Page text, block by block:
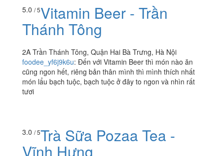
5.0 / 5Vitamin Beer - Trần
Thánh Tông
2A Trần Thánh Tông, Quận Hai Bà Trưng, Hà Nội
tươi